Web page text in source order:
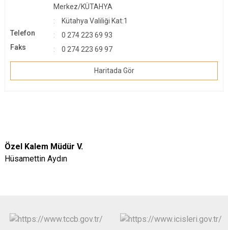
Merkez/KÜTAHYA
Kütahya Valiliği Kat:1
Telefon
0 274 223 69 93
Faks
0 274 223 69 97
Haritada Gör
Özel Kalem Müdür V.
Hüsamettin Aydın